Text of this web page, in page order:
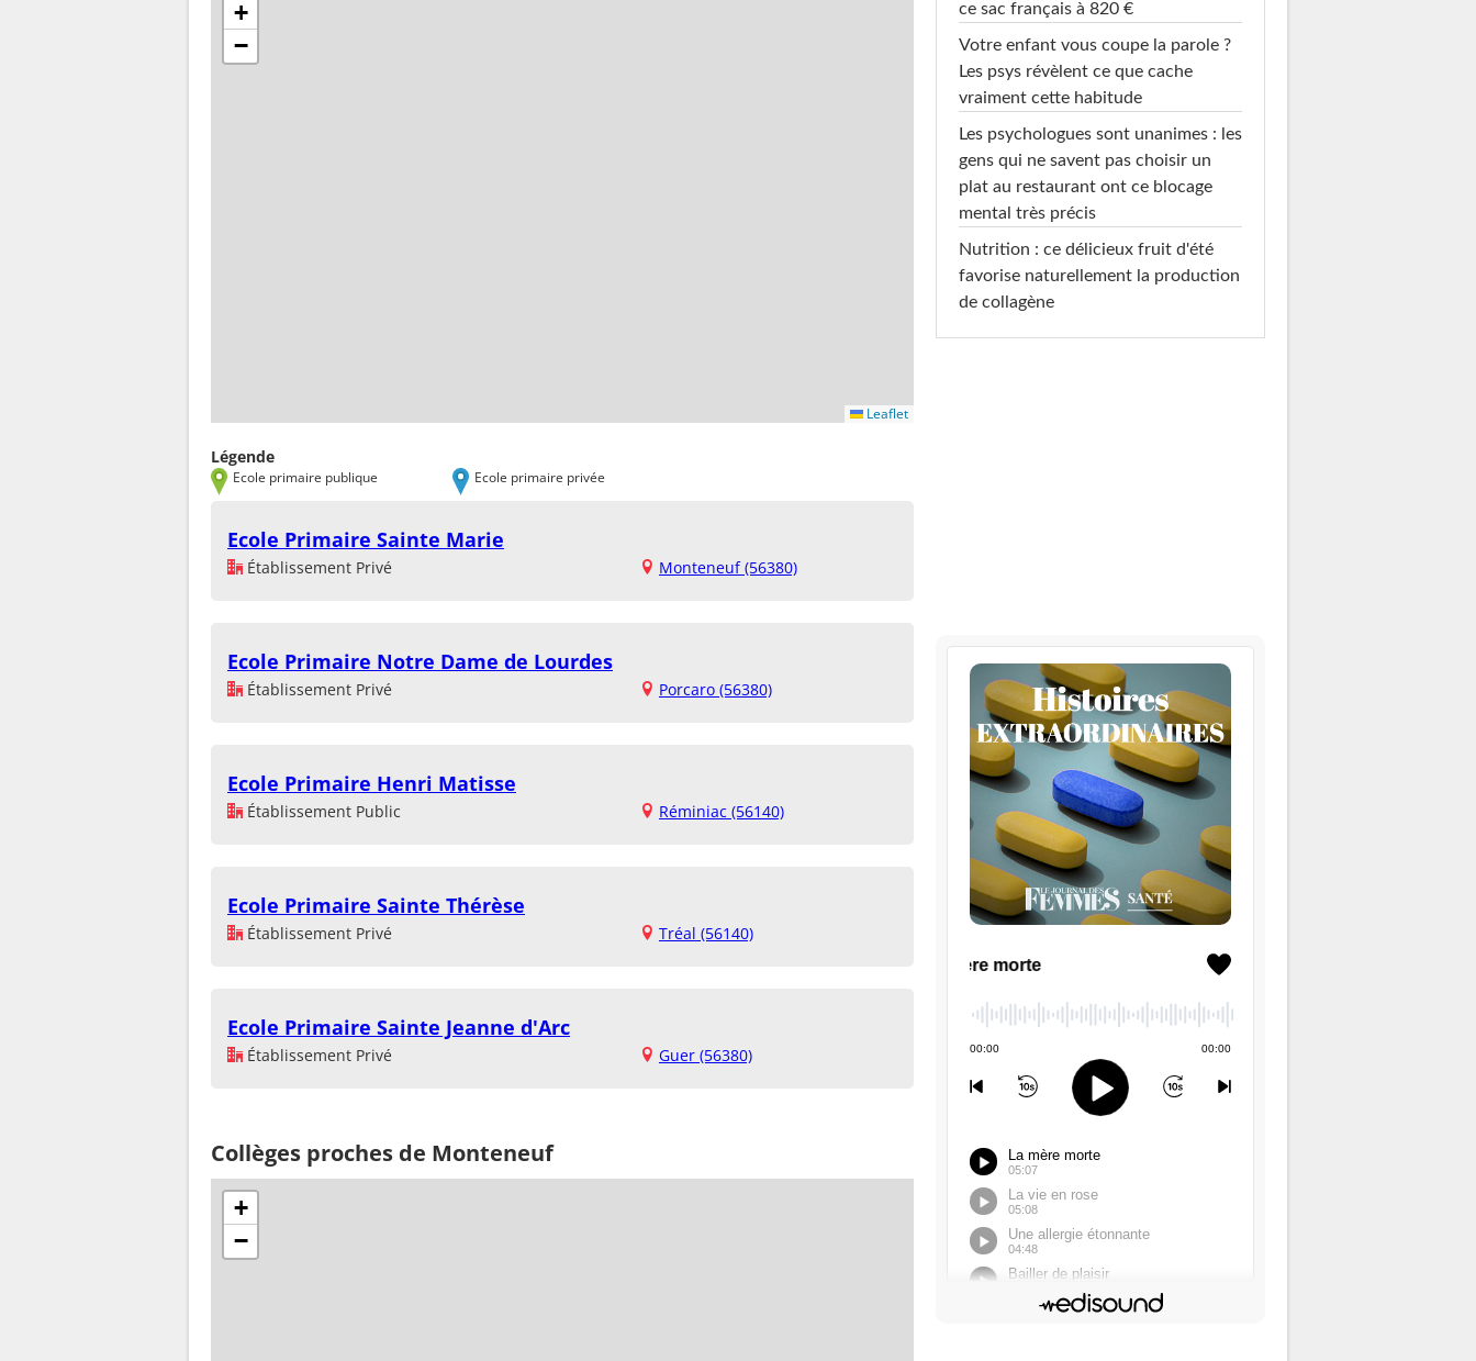
+
−
Leaflet
Légende
Ecole primaire publique Ecole primaire privée
Ecole Primaire Sainte Marie
Établissement Privé Monteneuf (56380)
Ecole Primaire Notre Dame de Lourdes
Établissement Privé Porcaro (56380)
Ecole Primaire Henri Matisse
Établissement Public Réminiac (56140)
Ecole Primaire Sainte Thérèse
Établissement Privé Tréal (56140)
Ecole Primaire Sainte Jeanne d'Arc
Établissement Privé Guer (56380)
Collèges proches de Monteneuf
+
−
ce sac français à 820 €
Votre enfant vous coupe la parole ?
Les psys révèlent ce que cache
vraiment cette habitude
Les psychologues sont unanimes : les
gens qui ne savent pas choisir un
plat au restaurant ont ce blocage
mental très précis
Nutrition : ce délicieux fruit d'été
favorise naturellement la production
de collagène